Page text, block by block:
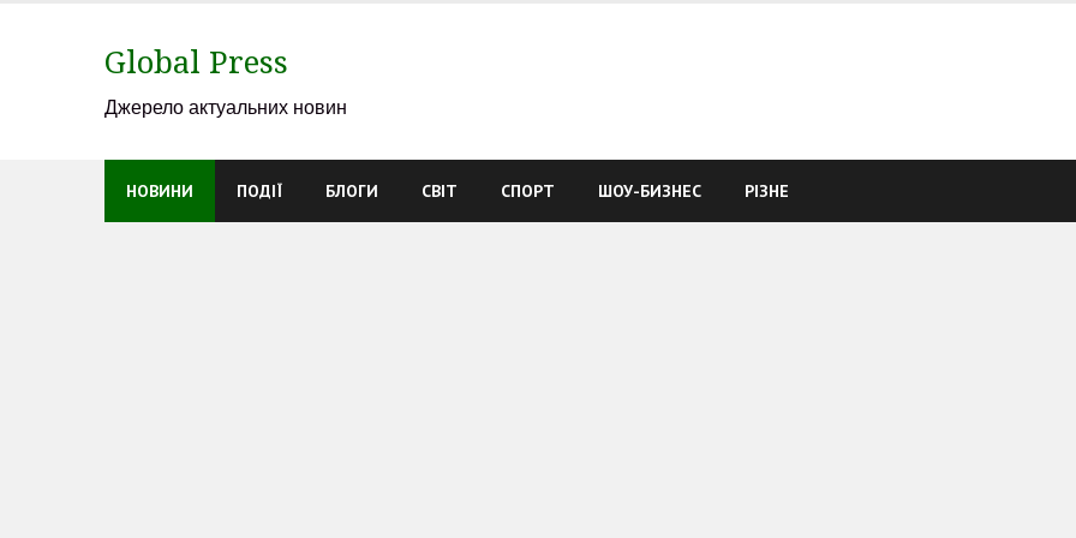
Global Press
Джерело актуальних новин
НОВИНИ ПОДІЇ БЛОГИ СВІТ СПОРТ ШОУ-БИЗНЕС РІЗНЕ